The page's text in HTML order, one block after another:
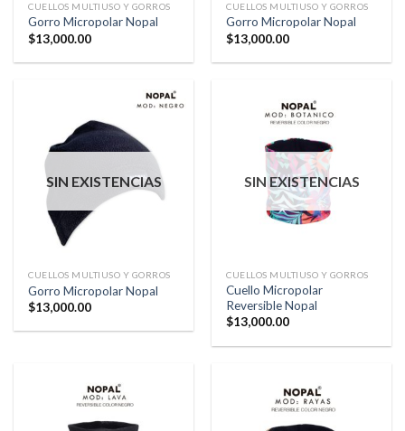
CUELLOS MULTIUSO Y GORROS
Gorro Micropolar Nopal
$13,000.00
CUELLOS MULTIUSO Y GORROS
Gorro Micropolar Nopal
$13,000.00
SIN EXISTENCIAS
CUELLOS MULTIUSO Y GORROS
Gorro Micropolar Nopal
$13,000.00
SIN EXISTENCIAS
CUELLOS MULTIUSO Y GORROS
Cuello Micropolar
Reversible Nopal
$13,000.00